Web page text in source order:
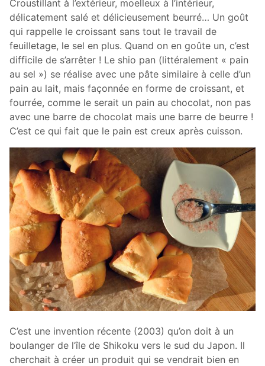
Croustillant à l’extérieur, moelleux à l’intérieur,
délicatement salé et délicieusement beurré… Un goût
qui rappelle le croissant sans tout le travail de
feuilletage, le sel en plus. Quand on en goûte un, c’est
difficile de s’arrêter ! Le shio pan (littéralement « pain
au sel ») se réalise avec une pâte similaire à celle d’un
pain au lait, mais façonnée en forme de croissant, et
fourrée, comme le serait un pain au chocolat, non pas
avec une barre de chocolat mais une barre de beurre !
C’est ce qui fait que le pain est creux après cuisson.
C’est une invention récente (2003) qu’on doit à un
boulanger de l’île de Shikoku vers le sud du Japon. Il
cherchait à créer un produit qui se vendrait bien en